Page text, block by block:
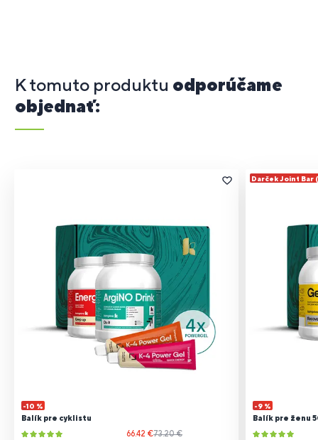
K tomuto produktu odporúčame
objednať:
-10 %
Balík pre cyklistu
73.20 €
66.42 €
Darček Joint Bar
-9 %
Balík pre ženu